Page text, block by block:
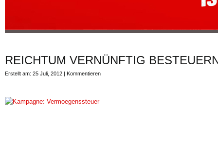
REICHTUM VERNÜNFTIG
Erstellt am: 25 Juli, 2012 | Kommentieren